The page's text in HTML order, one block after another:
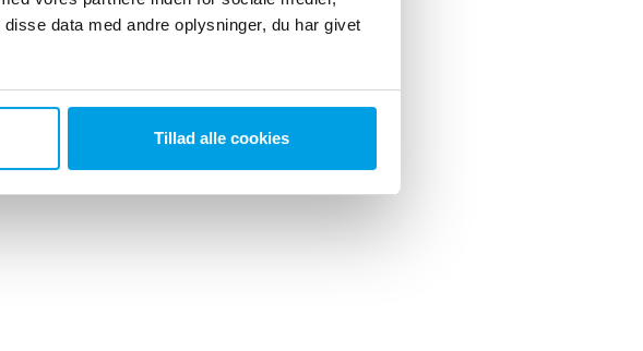
data med andre oplysninger, du har givet
Tillad alle cookies